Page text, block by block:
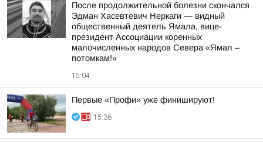
После продолжительной болезни скончался
Эдман Хасевтевич Неркаги — видный
общественный деятель Ямала, вице-
президент Ассоциации коренных
малочисленных народов Севера «Ямал –
потомкам!»
15:04
Первые «Профи» уже финишируют!
15:36